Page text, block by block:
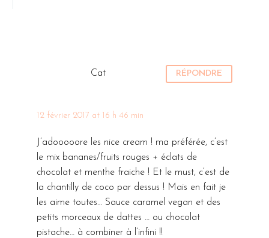
Cat
12 février 2017 at 16 h 46 min
RÉPONDRE
J’adooooore les nice cream ! ma préférée, c’est
le mix bananes/fruits rouges + éclats de
chocolat et menthe fraiche ! Et le must, c’est de
la chantilly de coco par dessus ! Mais en fait je
les aime toutes… Sauce caramel vegan et des
petits morceaux de dattes … ou chocolat
pistache… à combiner à l’infini !!